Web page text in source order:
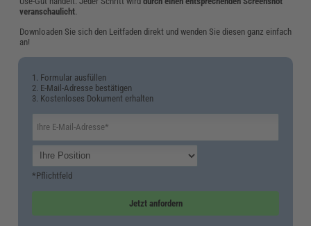
veranschaulicht
Downloaden Sie sich den Leitfaden direkt und wenden Sie diesen ganz einfach
an!
1. Formular ausfüllen
2. E-Mail-Adresse bestätigen
3. Kostenloses Dokument erhalten
*Pflichtfeld
Jetzt anfordern